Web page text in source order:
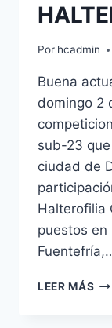
Por hcadmin
Buena
domingo 2
sub-23
ciudad de
Halterofilia
puestos en
LEER MÁS